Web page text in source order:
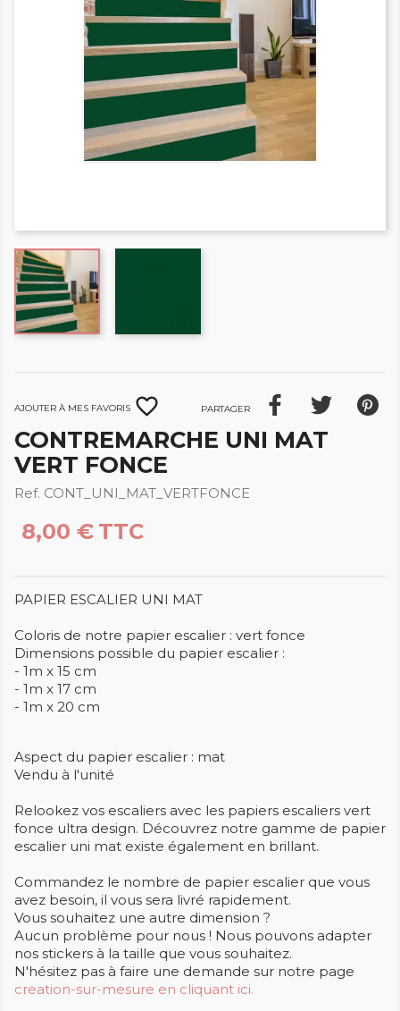
Ajouter à mes favoris favorite_border Partager
CONTREMARCHE UNI MAT
VERT FONCE
Ref. CONT_UNI_MAT_VERTFONCE
8,00 € TTC
PAPIER ESCALIER UNI MAT
Coloris de notre papier escalier : vert fonce
Dimensions possible du papier escalier :
- 1m x 15 cm
- 1m x 17 cm
- 1m x 20 cm
Aspect du papier escalier : mat
Vendu à l'unité
Relookez vos escaliers avec les papiers escaliers vert
fonce ultra design. Découvrez notre gamme de papier
escalier uni mat existe également en brillant.
Commandez le nombre de papier escalier que vous
avez besoin, il vous sera livré rapidement.
Vous souhaitez une autre dimension ?
Aucun problème pour nous ! Nous pouvons adapter
nos stickers à la taille que vous souhaitez.
N'hésitez pas à faire une demande sur notre page
creation-sur-mesure en cliquant ici.